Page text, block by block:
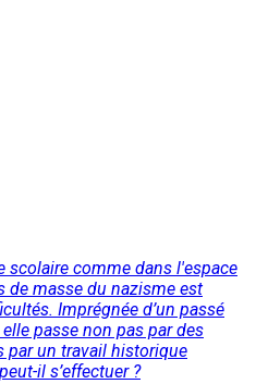
scolaire comme dans l'espace
de masse du nazisme est
Imprégnée d’un passé
passe non pas par des
un travail historique
il s’effectuer ?